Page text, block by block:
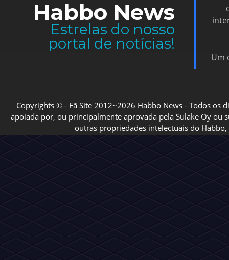
Habbo News
Estrelas do nosso
portal de notícias!
Um
Copyrights © - Fã Site 2012~2026 Habbo News - Todos os
apoiada por, ou principalmente aprovada pela Sulake Oy ou
outras propriedades intelectuais do